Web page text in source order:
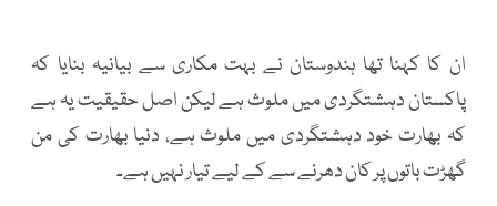
ان کا کہنا تھا ہندوستان نے بہت مکاری سے بیانیہ بنایا کہ
پاکستان دہشتگردی میں ملوث ہے لیکن اصل حقیقیت یہ ہے
کہ بھارت خود دہشتگردی میں ملوث ہے، دنیا بھارت کی من
گھڑت باتوں پر کان دھرنے سے کے لیے تیار نہیں ہے۔